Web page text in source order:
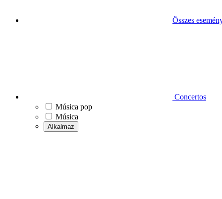
Összes
Concertos
Música pop
Música
Alkalmaz